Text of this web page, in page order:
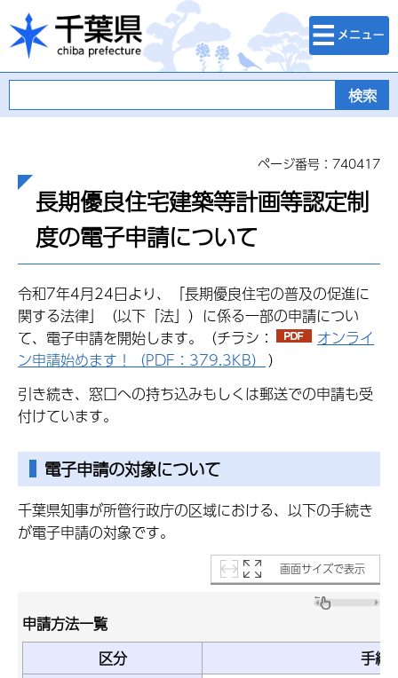
千葉県
検索・メニュ
ー
ページ番号：740417
長期優良住宅建築等計画等認定制
度の電子申請について
令和7年4月24日より、「長期優良住宅の普及の促進に
関する法律」（以下「法」）に係る一部の申請につい
て、電子申請を開始します。（チラシ：
オンライ
ン申請始めます！（PDF：379.3KB） ）
引き続き、窓口への持ち込みもしくは郵送での申請も受
付けています。
電子申請の対象について
千葉県知事が所管行政庁の区域における、以下の手続き
が電子申請の対象です。
画面サイズで表示
申請方法一覧
区分
手続